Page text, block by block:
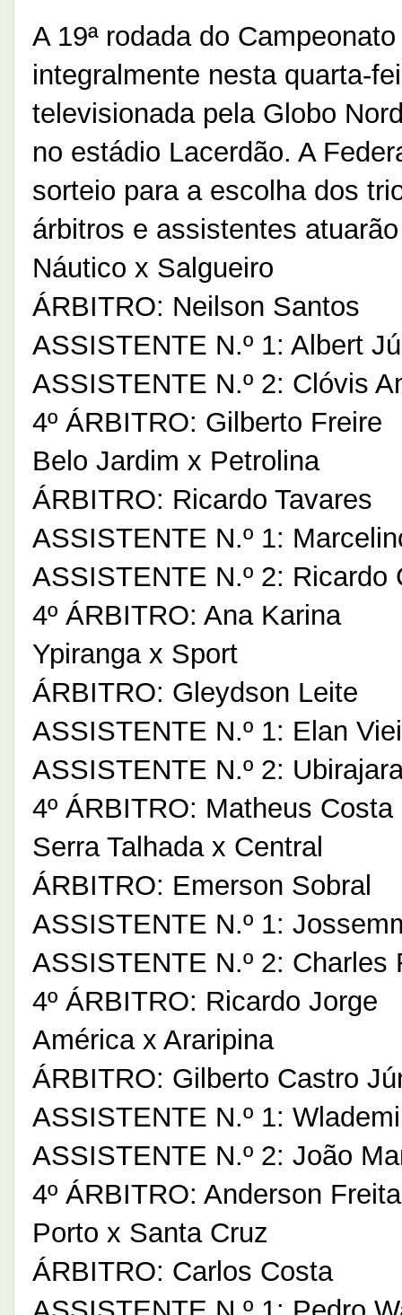
A 19ª rodada do
integralmente nesta quarta-
televisionada pela Globo
no estádio Lacerdão. A
sorteio para a escolha dos
árbitros e assistentes
Náutico x Salgueiro
ÁRBITRO: Neilson Santos
ASSISTENTE N.º 1: Albert
ASSISTENTE N.º 2: Clóvis
4º ÁRBITRO: Gilberto Freire
Belo Jardim x Petrolina
ÁRBITRO: Ricardo Tavares
ASSISTENTE N.º 1:
ASSISTENTE N.º 2: Ricardo
4º ÁRBITRO: Ana Karina
Ypiranga x Sport
ÁRBITRO: Gleydson Leite
ASSISTENTE N.º 1: Elan
ASSISTENTE N.º 2:
4º ÁRBITRO: Matheus Costa
Serra Talhada x Central
ÁRBITRO: Emerson Sobral
ASSISTENTE N.º 1:
ASSISTENTE N.º 2: Charles
4º ÁRBITRO: Ricardo Jorge
América x Araripina
ÁRBITRO: Gilberto Castro
ASSISTENTE N.º 1:
ASSISTENTE N.º 2: João
4º ÁRBITRO: Anderson
Porto x Santa Cruz
ÁRBITRO: Carlos Costa